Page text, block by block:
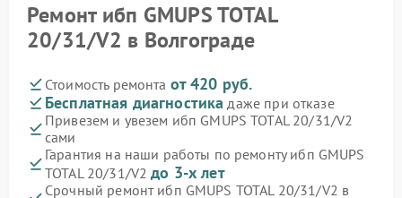
Ремонт ибп GMUPS TOTAL
20/31/V2 в Волгограде
Стоимость ремонта от 420 руб.
Бесплатная диагностика даже при отказе
Привезем и увезем ибп GMUPS TOTAL 20/31/V2
сами
Гарантия на наши работы по ремонту ибп GMUPS
TOTAL 20/31/V2до 3-х лет
Срочный ремонт ибп GMUPS TOTAL 20/31/V2 в